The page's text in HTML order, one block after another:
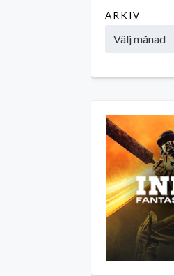
ARKIV